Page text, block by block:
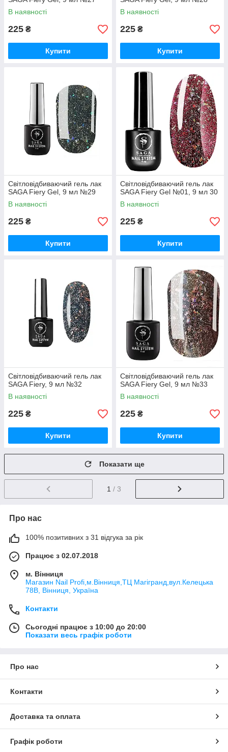
В наявності
225 ₴
Купити
В наявності
225 ₴
Купити
Світловідбиваючий гель лак
SAGA Fiery Gel, 9 мл №29
В наявності
225 ₴
Купити
Світловідбиваючий гель лак
SAGA Fiery Gel №01, 9 мл 30
В наявності
225 ₴
Купити
Світловідбиваючий гель лак
SAGA Fiery, 9 мл №32
В наявності
225 ₴
Купити
Світловідбиваючий гель лак
SAGA Fiery Gel, 9 мл №33
В наявності
225 ₴
Купити
Показати ще
1 / 3
Про нас
100% позитивних з 31 відгука за рік
Працює з 02.07.2018
м. Вінниця
Магазин Nail Profi,м.Вінниця,ТЦ Магігранд,вул.Келецька
78В, Вінниця, Україна
Контакти
Сьогодні працює з 10:00 до 20:00
Показати весь графік роботи
Про нас
Контакти
Доставка та оплата
Графік роботи